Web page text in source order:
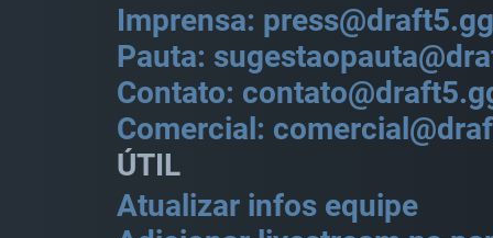
Imprensa: press@draft5.gg
Pauta:
Contato:
Comercial:
ÚTIL
Atualizar infos equipe